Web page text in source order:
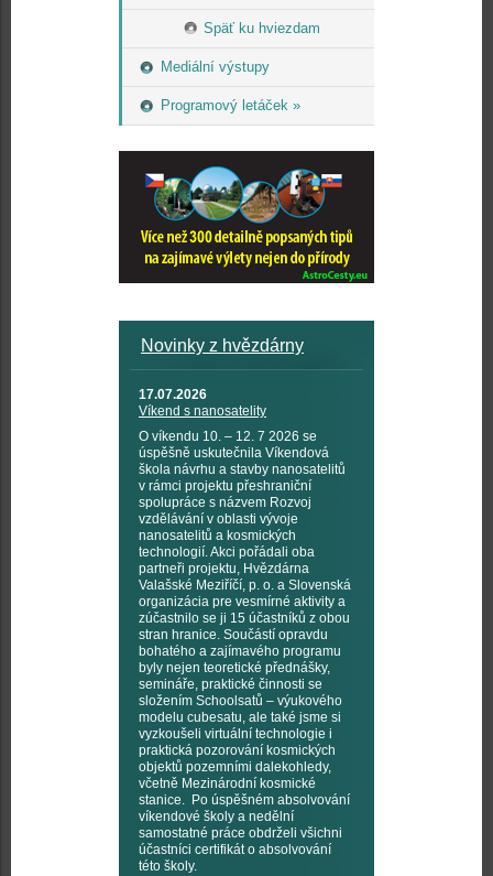
Späť ku hviezdam
Mediální výstupy
Programový letáček »
Novinky z hvězdárny
17.07.2026
Víkend s nanosatelity
O víkendu 10. – 12. 7 2026 se
úspěšně uskutečnila Víkendová
škola návrhu a stavby nanosatelitů
v rámci projektu přeshraniční
spolupráce s názvem Rozvoj
vzdělávání v oblasti vývoje
nanosatelitů a kosmických
technologií. Akci pořádali oba
partneři projektu, Hvězdárna
Valašské Meziříčí, p. o. a Slovenská
organizácia pre vesmírné aktivity a
zúčastnilo se ji 15 účastníků z obou
stran hranice. Součástí opravdu
bohatého a zajímavého programu
byly nejen teoretické přednášky,
semináře, praktické činnosti se
složením Schoolsatů – výukového
modelu cubesatu, ale také jsme si
vyzkoušeli virtuální technologie i
praktická pozorování kosmických
objektů pozemními dalekohledy,
včetně Mezinárodní kosmické
stanice. Po úspěšném absolvování
víkendové školy a nedělní
samostatné práce obdrželi všichni
účastníci certifikát o absolvování
této školy.